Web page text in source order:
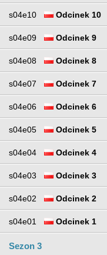
s04e10 Odcinek 10
s04e09 Odcinek 9
s04e08 Odcinek 8
s04e07 Odcinek 7
s04e06 Odcinek 6
s04e05 Odcinek 5
s04e04 Odcinek 4
s04e03 Odcinek 3
s04e02 Odcinek 2
s04e01 Odcinek 1
Sezon 3